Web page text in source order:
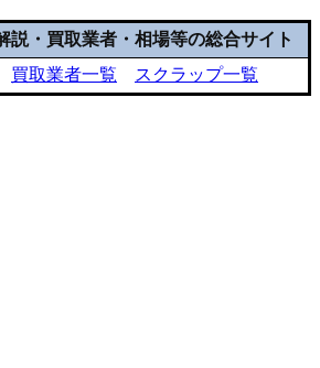
説・買取業者・相場等の総合サイト
買取業者一覧 スクラップ一覧